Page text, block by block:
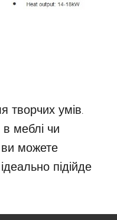
творчих умів.
меблі чи
ви можете
підійде